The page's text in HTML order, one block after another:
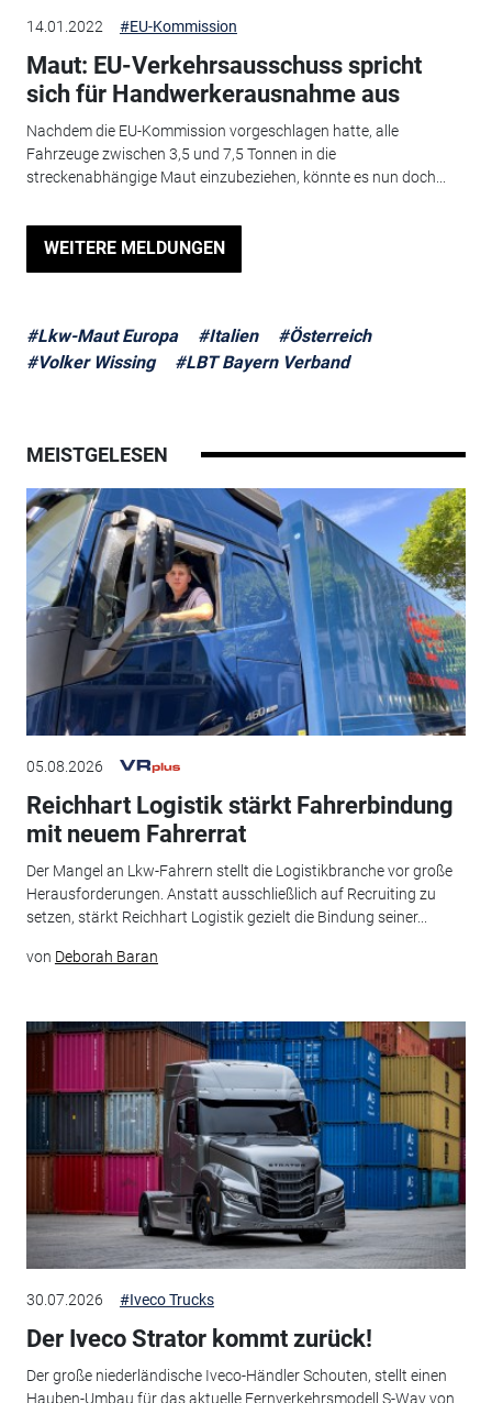
14.01.2022 #EU-Kommission
Maut: EU-Verkehrsausschuss spricht
sich für Handwerkerausnahme aus
Nachdem die EU-Kommission vorgeschlagen hatte, alle
Fahrzeuge zwischen 3,5 und 7,5 Tonnen in die
streckenabhängige Maut einzubeziehen, könnte es nun doch...
WEITERE MELDUNGEN
#Lkw-Maut Europa #Italien
#Österreich
#Volker Wissing
#LBT Bayern Verband
MEISTGELESEN
05.08.2026
Reichhart Logistik stärkt Fahrerbindung
mit neuem Fahrerrat
Der Mangel an Lkw-Fahrern stellt die Logistikbranche vor große
Herausforderungen. Anstatt ausschließlich auf Recruiting zu
setzen, stärkt Reichhart Logistik gezielt die Bindung seiner...
von Deborah Baran
30.07.2026 #Iveco Trucks
Der Iveco Strator kommt zurück!
Der große niederländische Iveco-Händler Schouten, stellt einen
Hauben-Umbau für das aktuelle Fernverkehrsmodell S-Way von